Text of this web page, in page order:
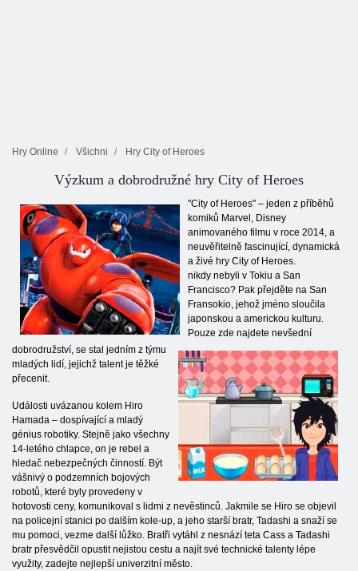
Hry Online Všichni Hry City of Heroes
Výzkum a dobrodružné hry City of Heroes
"City of Heroes" – jeden z příběhů
komiků Marvel, Disney
animovaného filmu v roce 2014, a
neuvěřitelně fascinující, dynamická
a živé hry City of Heroes.
nikdy nebyli v Tokiu a San
Francisco? Pak přejděte na San
Fransokio, jehož jméno sloučila
japonskou a americkou kulturu.
Pouze zde najdete nevšední
dobrodružství, se stal jedním z týmu
mladých lidí, jejichž talent je těžké
přecenit.
Události uvázanou kolem Hiro
Hamada – dospívající a mladý
génius robotiky. Stejně jako všechny
14-letého chlapce, on je rebel a
hledač nebezpečných činností. Být
vášnivý o podzemních bojových
robotů, které byly provedeny v
hotovosti ceny, komunikoval s lidmi z nevěstinců. Jakmile se Hiro se objevil
na policejní stanici po dalším kole-up, a jeho starší bratr, Tadashi a snaží se
mu pomoci, vezme další lůžko. Bratři vytáhl z nesnází teta Cass a Tadashi
bratr přesvědčil opustit nejistou cestu a najít své technické talenty lépe
využity, zadejte nejlepší univerzitní město.